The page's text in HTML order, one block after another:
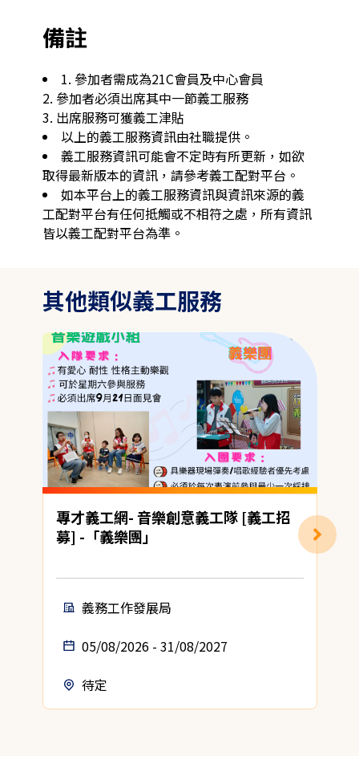
備註
1. 參加者需成為21C會員及中心會員
2. 參加者必須出席其中一節義工服務
3. 出席服務可獲義工津貼
以上的義工服務資訊由社職提供。
義工服務資訊可能會不定時有所更新，如欲
取得最新版本的資訊，請參考義工配對平台。
如本平台上的義工服務資訊與資訊來源的義
工配對平台有任何抵觸或不相符之處，所有資訊
皆以義工配對平台為準。
其他類似義工服務
專才義工網- 音樂創意義工隊 [義工招
募] -「義樂團」
義務工作發展局
05/08/2026 - 31/08/2027
待定